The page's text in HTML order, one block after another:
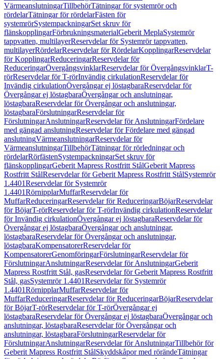
VärmeanslutningarTillbehörTätningar för systemrör och
rördelarTätningar för rördelarFästen för
systemrörSystempackningarSet skruv för
flänskopplingarFörbrukningsmaterialGeberit MeplaSystemrör
tappvatten, multilayerReservdelar för Systemrör tappvatten,
multilayerRördelarReservdelar för RördelarKopplingarReservdelar
för KopplingarReduceringarReservdelar för
ReduceringarÖvergångsvinklarReservdelar för ÖvergångsvinklarT-
rörReservdelar för T-rörInvändig cirkulationReservdelar för
Invändig cirkulationÖvergångar ej löstagbaraReservdelar för
Övergångar ej löstagbaraÖvergångar och anslutningar,
löstagbaraReservdelar för Övergångar och anslutningar,
löstagbaraFörslutningarReservdelar för
FörslutningarAnslutningarReservdelar för AnslutningarFördelare
med gängad anslutningReservdelar för Fördelare med gängad
anslutningVärmeanslutningarReservdelar för
VärmeanslutningarTillbehörTätningar för rörledningar och
rördelarRörfästenSystempackningarSet skruv för
flänskopplingarGeberit Mapress Rostfritt StålGeberit Mapress
Rostfritt StålReservdelar för Geberit Mapress Rostfritt StålSystemrör
1.4401Reservdelar för Systemrör
1.4401RörnipplarMuffarReservdelar för
MuffarReduceringarReservdelar för ReduceringarBöjarReservdelar
för BöjarT-rörReservdelar för T-rörInvändig cirkulationReservdelar
för Invändig cirkulationÖvergångar ej löstagbaraReservdelar för
Övergångar ej löstagbaraÖvergångar och anslutningar,
löstagbaraReservdelar för Övergångar och anslutningar,
löstagbaraKompensatorerReservdelar för
KompensatorerGenomföringarFörslutningarReservdelar för
FörslutningarAnslutningarReservdelar för AnslutningarGeberit
Mapress Rostfritt Stål, gasReservdelar för Geberit Mapress Rostfritt
Stål, gasSystemrör 1.4401Reservdelar för Systemrör
1.4401RörnipplarMuffarReservdelar för
MuffarReduceringarReservdelar för ReduceringarBöjarReservdelar
för BöjarT-rörReservdelar för T-rörÖvergångar ej
löstagbaraReservdelar för Övergångar ej löstagbaraÖvergångar och
anslutningar, löstagbaraReservdelar för Övergångar och
anslutningar, löstagbaraFörslutningarReservdelar för
FörslutningarAnslutningarReservdelar för AnslutningarTillbehör för
Geberit Mapress Rostfritt StålSkyddskåpor med rörändeTätningar